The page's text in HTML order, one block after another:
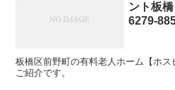
ント板
6279-
板橋区前野町の有料老人ホーム【ホ
ご紹介です。